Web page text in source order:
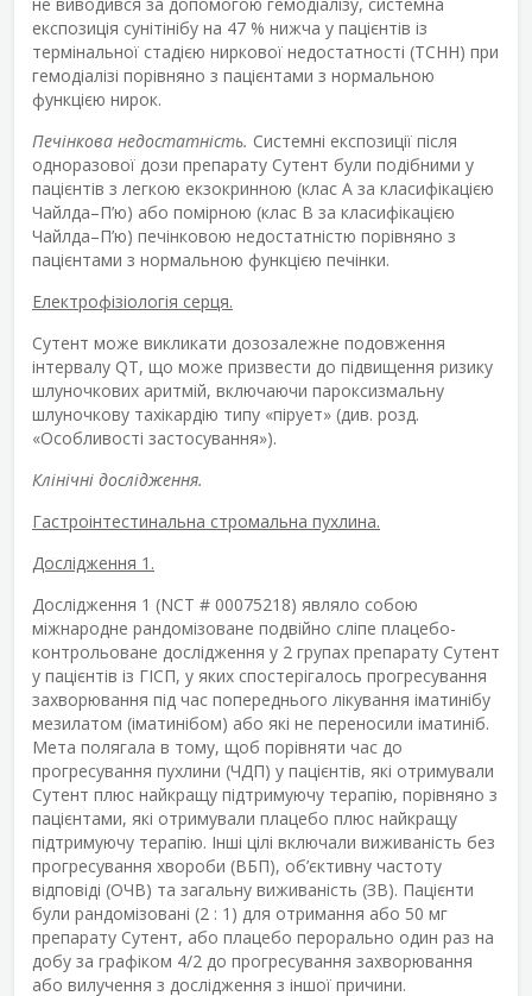
експозиція сунітінібу на 47 % нижча у пацієнтів із
термінальної стадією ниркової недостатності (ТСНН) при
гемодіалізі порівняно з пацієнтами з нормальною
функцією нирок.
Печінкова недостатність. Системні експозиції після
одноразової дози препарату Сутент були подібними у
пацієнтів з легкою екзокринною (клас A за класифікацією
Чайлда–П’ю) або помірною (клас В за класифікацією
Чайлда–П’ю) печінковою недостатністю порівняно з
пацієнтами з нормальною функцією печінки.
Електрофізіологія серця.
Сутент може викликати дозозалежне подовження
інтервалу QT, що може призвести до підвищення ризику
шлуночкових аритмій, включаючи пароксизмальну
шлуночкову тахікардію типу «пірует» (див. розд.
«Особливості застосування»).
Клінічні дослідження.
Гастроінтестинальна стромальна пухлина.
Дослідження 1.
Дослідження 1 (NCT # 00075218) являло собою
міжнародне рандомізоване подвійно сліпе плацебо-
контрольоване дослідження у 2 групах препарату Сутент
у пацієнтів із ГІСП, у яких спостерігалось прогресування
захворювання під час попереднього лікування іматинібу
мезилатом (іматинібом) або які не переносили іматиніб.
Мета полягала в тому, щоб порівняти час до
прогресування пухлини (ЧДП) у пацієнтів, які отримували
Сутент плюс найкращу підтримуючу терапію, порівняно з
пацієнтами, які отримували плацебо плюс найкращу
підтримуючу терапію. Інші цілі включали виживаність без
прогресування хвороби (ВБП), об’єктивну частоту
відповіді (ОЧВ) та загальну виживаність (ЗВ). Пацієнти
були рандомізовані (2 : 1) для отримання або 50 мг
препарату Сутент, або плацебо перорально один раз на
добу за графіком 4/2 до прогресування захворювання
або вилучення з дослідження з іншої причини.